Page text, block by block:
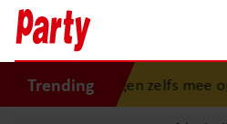
Trending
mogen zelfs mee op